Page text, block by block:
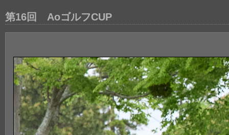
第16回 AoゴルフCUP